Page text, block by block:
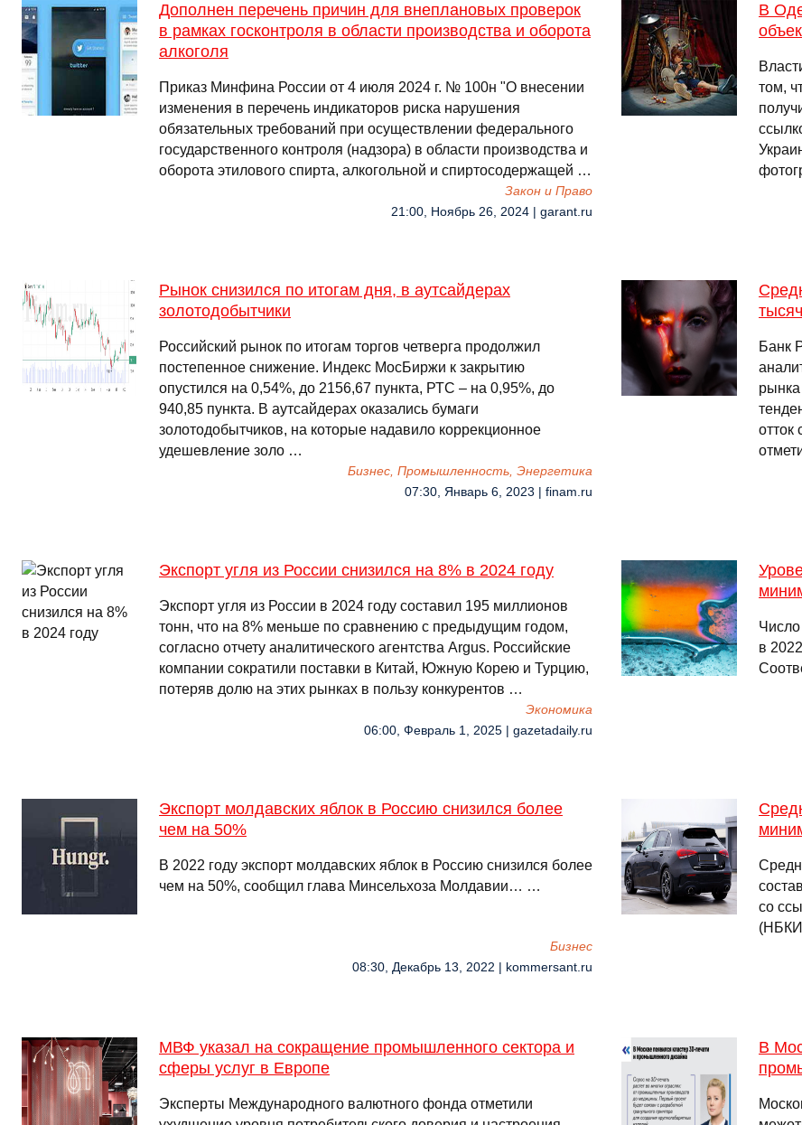
Дополнен перечень причин для внеплановых проверок
в рамках госконтроля в области производства и оборота
алкоголя
Приказ Минфина России от 4 июля 2024 г. № 100н "О внесении
изменения в перечень индикаторов риска нарушения
обязательных требований при осуществлении федерального
государственного контроля (надзора) в области производства и
оборота этилового спирта, алкогольной и спиртосодержащей …
Закон и Право
21:00, Ноябрь 26, 2024 | garant.ru
В
том,
Рынок снизился по итогам дня, в аутсайдерах
золотодобытчики
Российский рынок по итогам торгов четверга продолжил
постепенное снижение. Индекс МосБиржи к закрытию
опустился на 0,54%, до 2156,67 пункта, РТС – на 0,95%, до
940,85 пункта. В аутсайдерах оказались бумаги
золотодобытчиков, на которые надавило коррекционное
удешевление золо …
Бизнес, Промышленность, Энергетика
07:30, Январь 6, 2023 | finam.ru
тысяч
Банк
отток
Экспорт угля из России снизился на 8% в 2024 году
Экспорт угля из России в 2024 году составил 195 миллионов
тонн, что на 8% меньше по сравнению с предыдущим годом,
согласно отчету аналитического агентства Argus. Российские
компании сократили поставки в Китай, Южную Корею и Турцию,
потеряв долю на этих рынках в пользу конкурентов …
Экономика
06:00, Февраль 1, 2025 | gazetadaily.ru
в
Экспорт молдавских яблок в Россию снизился более
чем на 50%
В 2022 году экспорт молдавских яблок в Россию снизился более
чем на 50%, сообщил глава Минсельхоза Молдавии… …
Бизнес
08:30, Декабрь 13, 2022 | kommersant.ru
со
МВФ указал на сокращение промышленного сектора и
сферы услуг в Европе
Эксперты Международного валютного фонда отметили
В